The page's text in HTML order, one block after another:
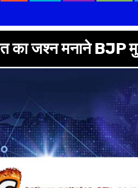
का जश्न मनाने BJP